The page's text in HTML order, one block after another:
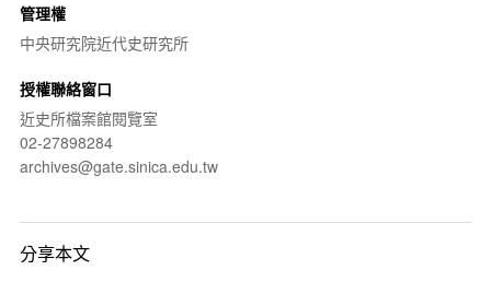
管理權
中央研究院近代史研究所
授權聯絡窗口
近史所檔案館閱覽室
02-27898284
archives@gate.sinica.edu.tw
分享本文